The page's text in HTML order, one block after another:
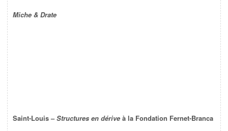
Miche & Drate
Saint-Louis –Structures en dérive à la Fondation Fernet-Branca